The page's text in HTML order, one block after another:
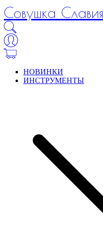
Совушка Славия
НОВИНКИ
ИНСТРУМЕНТЫ